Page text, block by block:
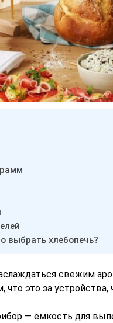
выбрать хлебопечь?
свежим
что это за
— емкость для